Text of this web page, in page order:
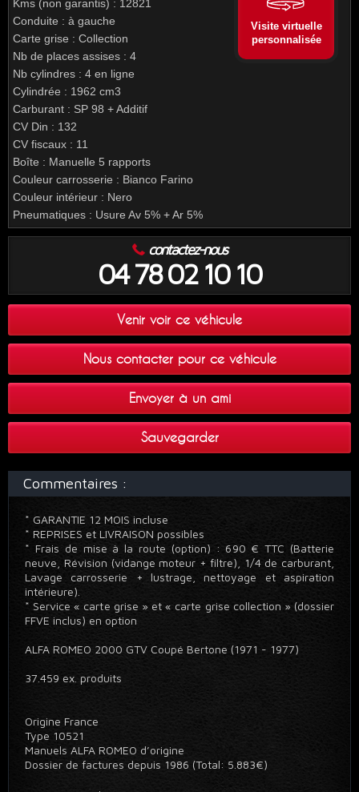
Kms (non garantis) : 12821
Conduite : à gauche
Carte grise : Collection
Nb de places assises : 4
Nb cylindres : 4 en ligne
Cylindrée : 1962 cm3
Carburant : SP 98 + Additif
CV Din : 132
CV fiscaux : 11
Boîte : Manuelle 5 rapports
Couleur carrosserie : Bianco Farino
Couleur intérieur : Nero
Pneumatiques : Usure Av 5% + Ar 5%
Visite virtuelle
personnalisée
Venir voir ce véhicule
Nous contacter pour ce véhicule
Envoyer à un ami
Sauvegarder
contactez-nous
04 78 02 10 10
Commentaires :
* GARANTIE 12 MOIS incluse
* REPRISES et LIVRAISON possibles
* Frais de mise à la route (option) : 690 € TTC (Batterie
neuve, Révision (vidange moteur + filtre), 1/4 de carburant,
Lavage carrosserie + lustrage, nettoyage et aspiration
intérieure).
* Service « carte grise » et « carte grise collection » (dossier
FFVE inclus) en option
ALFA ROMEO 2000 GTV Coupé Bertone (1971 - 1977)
37.459 ex. produits
Origine France
Type 10521
Manuels ALFA ROMEO d’origine
Dossier de factures depuis 1986 (Total: 5.883€)